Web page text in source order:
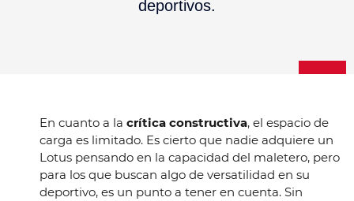
deportivos.
En cuanto a la crítica constructiva, el espacio de
carga es limitado. Es cierto que nadie adquiere un
Lotus pensando en la capacidad del maletero, pero
para los que buscan algo de versatilidad en su
deportivo, es un punto a tener en cuenta. Sin